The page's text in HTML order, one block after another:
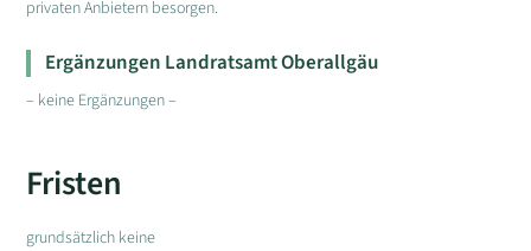
privaten Anbietern besorgen.
Ergänzungen Landratsamt Oberallgäu
– keine Ergänzungen –
Fristen
grundsätzlich keine